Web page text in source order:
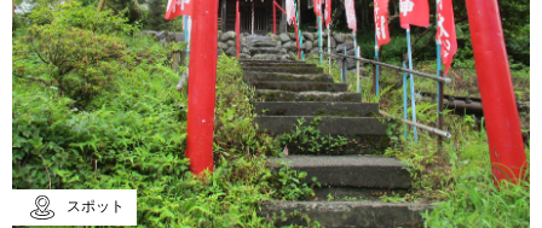
中之条町その他のエリア
スポット